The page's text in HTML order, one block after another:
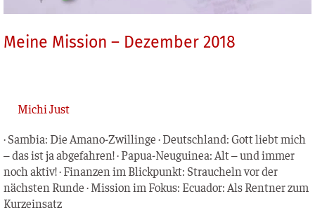
Meine Mission – Dezember 2018
Michi Just
· Sam­bia: Die Ama­no-Zwil­lin­ge · Deutsch­land: Gott liebt mich
– das ist ja abge­fah­ren! · Papua-Neu­­gui­­nea: Alt – und immer
noch aktiv! · Finan­zen im Blick­punkt: Strau­cheln vor der
nächs­ten Run­de · Mis­si­on im Fokus: Ecua­dor: Als Rent­ner zum
Kurzeinsatz